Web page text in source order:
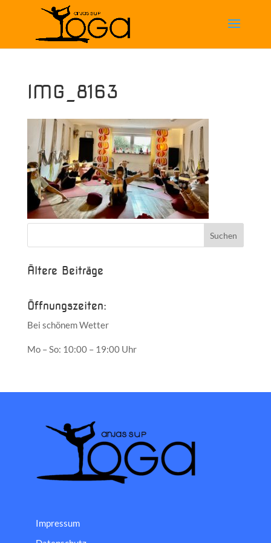
IMG_8163
Ältere Beiträge
Öffnungszeiten:
Bei schönem Wetter
Mo – So: 10:00 – 19:00 Uhr
Impressum